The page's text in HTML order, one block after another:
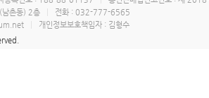
촌동) 2층
전화 : 032-777-6565
개인정보보호책임자 : 김형수